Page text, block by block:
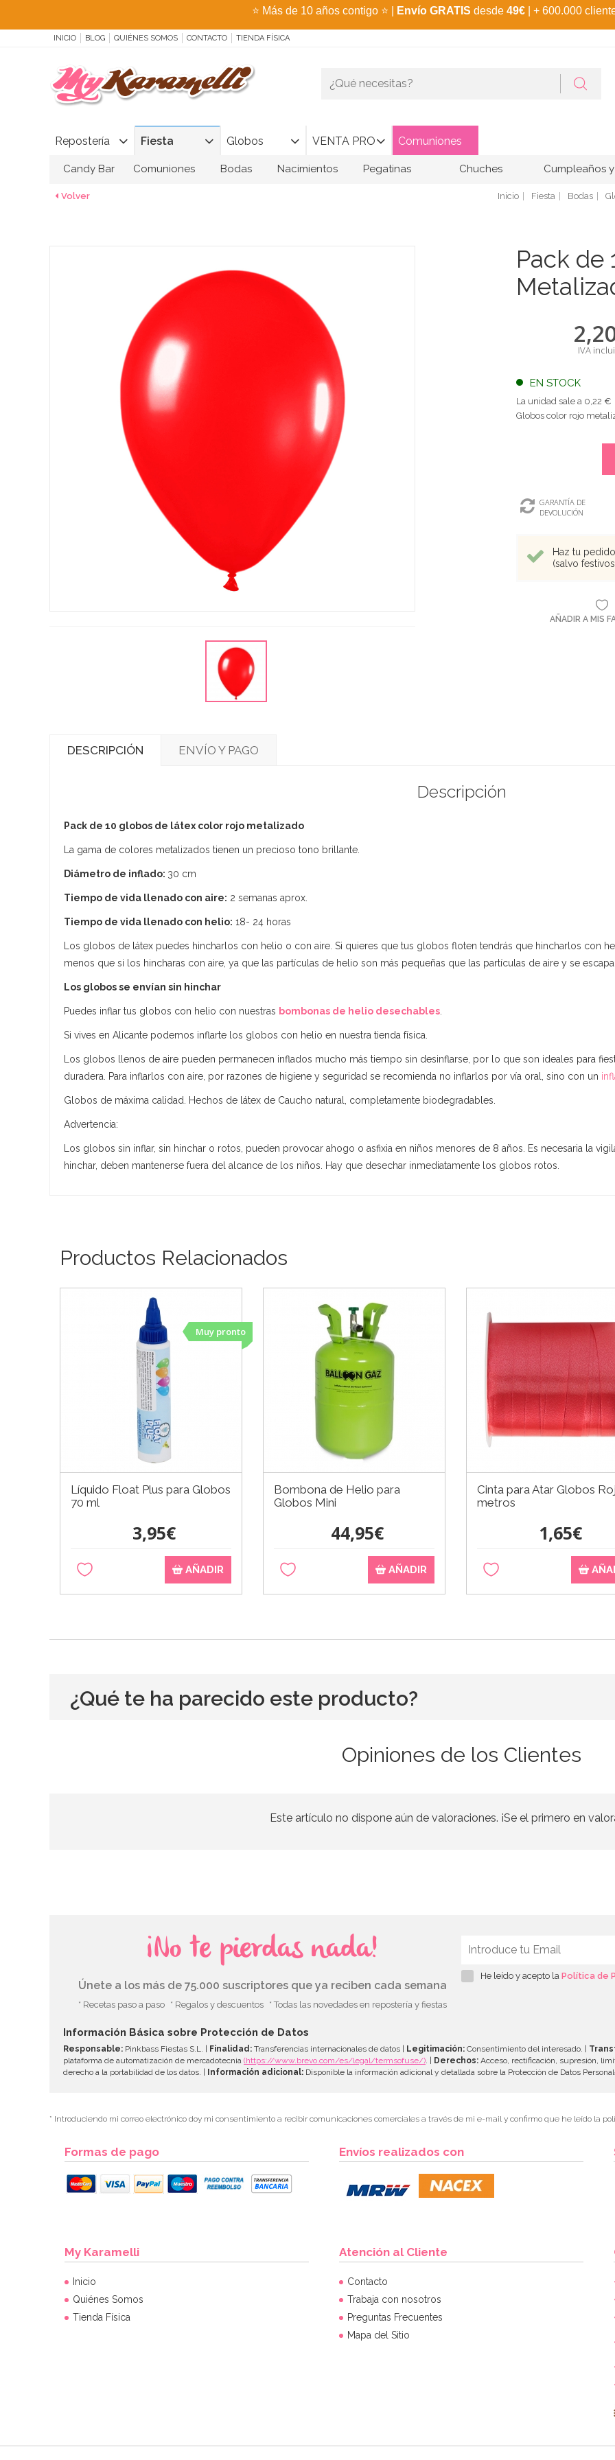
⭐ Más de 10 años contigo ⭐ Envío GRATIS desde 49€ | + 600.000
INICIO BLOG QUIÉNES SOMOS CONTACTO TIENDA FÍSICA
Repostería Fiesta Globos VENTA PRO Comuniones
Candy Bar Comuniones Bodas Nacimientos Pegatinas Chuches Cumpleaños
Volver Inicio Fiesta Bodas
Pack de
IVA
EN STOCK
La unidad sale a 0,22 €
Globos color rojo
GARANTÍA DE
DEVOLUCIÓN
Haz tu
(salvo
AÑADIR A MIS
DESCRIPCIÓN ENVÍO Y PAGO
Descripción
Pack de 10 globos de látex color rojo metalizado
La gama de colores metalizados tienen un precioso tono brillante.
Diámetro de inflado: 30 cm
Tiempo de vida llenado con aire: 2 semanas aprox.
Tiempo de vida llenado con helio: 18- 24 horas
Los globos de látex puedes hincharlos con helio o con aire. Si quieres que tus globos floten tendrás que hincharlos con
menos que si los hincharas con aire, ya que las partículas de helio son más pequeñas que las partículas de aire y se
Los globos se envían sin hinchar
Puedes inflar tus globos con helio con nuestras bombonas de helio desechables
Si vives en Alicante podemos inflarte los globos con helio en nuestra tienda física.
Los globos llenos de aire pueden permanecen inflados mucho más tiempo sin desinflarse, por lo que son ideales para
duradera. Para inflarlos con aire, por razones de higiene y seguridad se recomienda no inflarlos por vía oral, sino con un
Globos de máxima calidad. Hechos de látex de Caucho natural, completamente biodegradables.
Advertencia:
Los globos sin inflar, sin hinchar o rotos, pueden provocar ahogo o asfixia en niños menores de 8 años. Es necesaria la
hinchar, deben mantenerse fuera del alcance de los niños. Hay que desechar inmediatamente los globos rotos.
Productos Relacionados
Muy pronto
Líquido Float Plus para Globos
70 ml
3,95€
AÑADIR
Bombona de Helio para
Globos Mini
44,95€
AÑADIR
Cinta para Atar Globos
metros
1,65€
¿Qué te ha parecido este producto?
Opiniones de los Clientes
Este artículo no dispone aún de valoraciones. ¡Se el primero en
¡No te pierdas nada!
Únete a los más de 75.000 suscriptores que ya reciben cada semana
* Recetas paso a paso * Regalos y descuentos * Todas las novedades en repostería y fiestas
He leído y acepto la Política de
Información Básica sobre Protección de Datos
Responsable: Pinkbass Fiestas S.L. | Finalidad: Transferencias internacionales de datos | Legitimación: Consentimiento del interesado. |
plataforma de automatización de mercadotecnia (https://www.brevo.com/es/legal/termsofuse/) . | Derechos: Acceso, rectificación, supresión,
derecho a la portabilidad de los datos. | Información adicional: Disponible la información adicional y detallada sobre la Protección de Datos
* Introduciendo mi correo electrónico doy mi consentimiento a recibir comunicaciones comerciales a través de mi e-mail y confirmo que he leído la
Formas de pago Envíos realizados con
My Karamelli
Inicio
Quiénes Somos
Tienda Física
Atención al Cliente
Contacto
Trabaja con nosotros
Preguntas Frecuentes
Mapa del Sitio